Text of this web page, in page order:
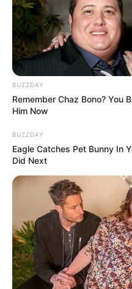
BUZZDAY
Remember Chaz Bono? You
Him Now
BUZZDAY
Eagle Catches Pet Bunny In
Did Next